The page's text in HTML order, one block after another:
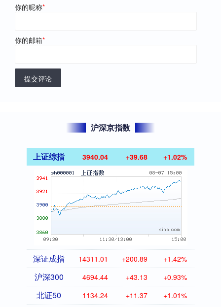
你的昵称*
你的邮箱*
提交评论
沪深京指数
上证综指 3940.04 +39.68 +1.02%
深证成指 14311.01 +200.89 +1.42%
沪深300 4694.44 +43.13 +0.93%
北证50 1134.24 +11.37 +1.01%